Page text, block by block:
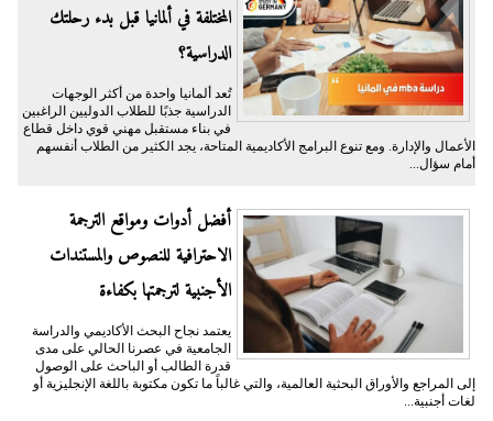
المختلفة في ألمانيا قبل بدء رحلتك
الدراسية؟
تُعد ألمانيا واحدة من أكثر الوجهات
الدراسية جذبًا للطلاب الدوليين الراغبين
في بناء مستقبل مهني قوي داخل قطاع
الأعمال والإدارة. ومع تنوع البرامج الأكاديمية المتاحة، يجد الكثير من الطلاب أنفسهم
أمام سؤال...
أفضل أدوات ومواقع الترجمة
الاحترافية للنصوص والمستندات
الأجنبية لترجمتها بكفاءة
يعتمد نجاح البحث الأكاديمي والدراسة
الجامعية في عصرنا الحالي على مدى
قدرة الطالب أو الباحث على الوصول
إلى المراجع والأوراق البحثية العالمية، والتي غالباً ما تكون مكتوبة باللغة الإنجليزية أو
لغات أجنبية...